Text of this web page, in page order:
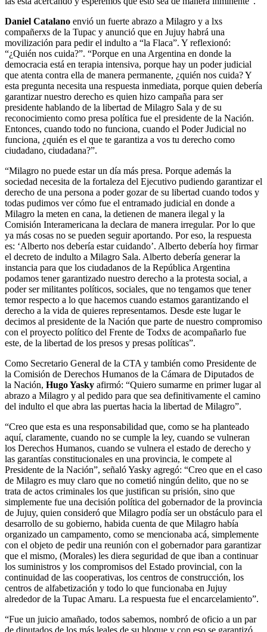
Daniel Catalano envió un fuerte abrazo a Milagro y a lxs
compañerxs de la Tupac y anunció que en Jujuy habrá una
movilización para pedir el indulto a “la Flaca”. Y reflexionó:
“¿Quién nos cuida?”. “Porque en una Argentina en donde la
democracia está en terapia intensiva, porque hay un poder judicial
que atenta contra ella de manera permanente, ¿quién nos cuida? Y
esta pregunta necesita una respuesta inmediata, porque quien debería
garantizar nuestro derecho es quien hizo campaña para ser
presidente hablando de la libertad de Milagro Sala y de su
reconocimiento como presa política fue el presidente de la Nación.
Entonces, cuando todo no funciona, cuando el Poder Judicial no
funciona, ¿quién es el que te garantiza a vos tu derecho como
ciudadano, ciudadana?”.
“Milagro no puede estar un día más presa. Porque además la
sociedad necesita de la fortaleza del Ejecutivo pudiendo garantizar el
derecho de una persona a poder gozar de su libertad cuando todos y
todas pudimos ver cómo fue el entramado judicial en donde a
Milagro la meten en cana, la detienen de manera ilegal y la
Comisión Interamericana la declara de manera irregular. Por lo que
ya más cosas no se pueden seguir aportando. Por eso, la respuesta
es: ‘Alberto nos debería estar cuidando’. Alberto debería hoy firmar
el decreto de indulto a Milagro Sala. Alberto debería generar la
instancia para que los ciudadanos de la República Argentina
podamos tener garantizado nuestro derecho a la protesta social, a
poder ser militantes políticos, sociales, que no tengamos que tener
temor respecto a lo que hacemos cuando estamos garantizando el
derecho a la vida de quieres representamos. Desde este lugar le
decimos al presidente de la Nación que parte de nuestro compromiso
con el proyecto político del Frente de Todxs de acompañarlo fue
este, de la libertad de los presos y presas políticas”.
Como Secretario General de la CTA y también como Presidente de
la Comisión de Derechos Humanos de la Cámara de Diputados de
la Nación, Hugo Yasky afirmó: “Quiero sumarme en primer lugar al
abrazo a Milagro y al pedido para que sea definitivamente el camino
del indulto el que abra las puertas hacia la libertad de Milagro”.
“Creo que esta es una responsabilidad que, como se ha planteado
aquí, claramente, cuando no se cumple la ley, cuando se vulneran
los Derechos Humanos, cuando se vulnera el estado de derecho y
las garantías constitucionales en una provincia, le compete al
Presidente de la Nación”, señaló Yasky agregó: “Creo que en el caso
de Milagro es muy claro que no cometió ningún delito, que no se
trata de actos criminales los que justifican su prisión, sino que
simplemente fue una decisión política del gobernador de la provincia
de Jujuy, quien consideró que Milagro podía ser un obstáculo para el
desarrollo de su gobierno, habida cuenta de que Milagro había
organizado un campamento, como se mencionaba acá, simplemente
con el objeto de pedir una reunión con el gobernador para garantizar
que el mismo, (Morales) les diera seguridad de que iban a continuar
los suministros y los compromisos del Estado provincial, con la
continuidad de las cooperativas, los centros de construcción, los
centros de alfabetización y todo lo que funcionaba en Jujuy
alrededor de la Tupac Amaru. La respuesta fue el encarcelamiento”.
“Fue un juicio amañado, todos sabemos, nombró de oficio a un par